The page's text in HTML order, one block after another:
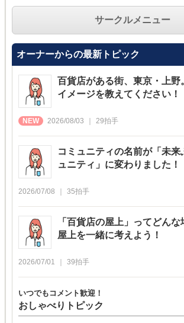
サークルメニュー
オーナーからの最新トピック
百貨店がある街、東京・上野
イメージを教えてください！
2026/08/03 29拍手
コミュニティの名前が「未来
ュニティ」に変わりました！
2026/07/08 35拍手
「百貨店の屋上」ってどん
屋上を一緒に考えよう！
2026/07/01 39拍手
いつでもコメント歓迎！
おしゃべりトピック